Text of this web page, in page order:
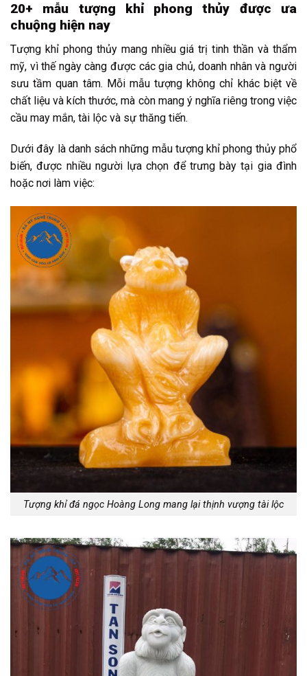
20+ mẫu tượng khỉ phong thủy được ưa
chuộng hiện nay
Tượng khỉ phong thủy mang nhiều giá trị tinh thần và thẩm
mỹ, vì thế ngày càng được các gia chủ, doanh nhân và người
sưu tầm quan tâm. Mỗi mẫu tượng không chỉ khác biệt về
chất liệu và kích thước, mà còn mang ý nghĩa riêng trong việc
cầu may mắn, tài lộc và sự thăng tiến.
Dưới đây là danh sách những mẫu tượng khỉ phong thủy phổ
biến, được nhiều người lựa chọn để trưng bày tại gia đình
hoặc nơi làm việc:
Tượng khỉ đá ngọc Hoàng Long mang lại thịnh vượng tài lộc